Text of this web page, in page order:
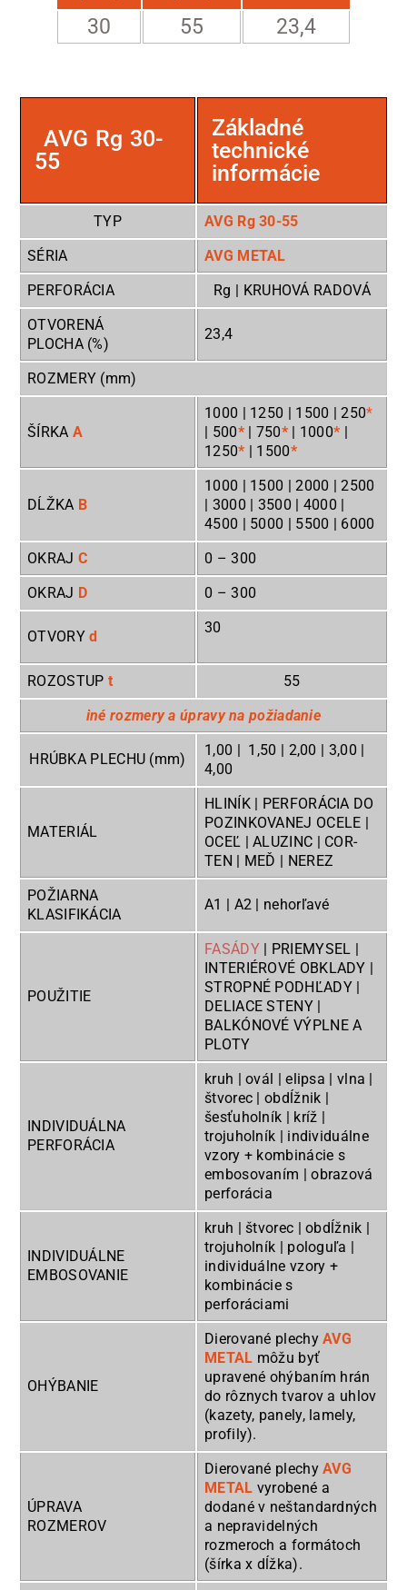
30 55 23,4
AVG Rg 30-
55
Základné
technické
informácie
TYP
AVG Rg 30-55
SÉRIA
AVG METAL
PERFORÁCIA
Rg | KRUHOVÁ RADOVÁ
OTVORENÁ
PLOCHA (%)
23,4
ROZMERY (mm)
ŠÍRKA A
1000 | 1250 | 1500 | 250*
| 500* | 750*| 1000* |
1250* | 1500*
DĹŽKA B
1000 | 1500 | 2000 | 2500
| 3000 | 3500 | 4000 |
4500 | 5000 | 5500 | 6000
OKRAJ C 0 – 300
OKRAJ D 0 – 300
OTVORYd
30
ROZOSTUP t
55
iné rozmery a úpravy na požiadanie
HRÚBKA PLECHU (mm)
1,00 | 1,50 | 2,00 | 3,00 |
4,00
MATERIÁL
HLINÍK | PERFORÁCIA DO
POZINKOVANEJ OCELE |
OCEĽ | ALUZINC | COR-
TEN | MEĎ | NEREZ
POŽIARNA
KLASIFIKÁCIA
A1 | A2 | nehorľavé
POUŽITIE
FASÁDY| PRIEMYSEL |
INTERIÉROVÉ OBKLADY |
STROPNÉ PODHĽADY |
DELIACE STENY |
BALKÓNOVÉ VÝPLNE A
PLOTY
INDIVIDUÁLNA
PERFORÁCIA
kruh | ovál | elipsa | vlna |
štvorec | obdĺžnik |
šesťuholník | kríž |
trojuholník | individuálne
vzory + kombinácie s
embosovaním | obrazová
perforácia
INDIVIDUÁLNE
EMBOSOVANIE
kruh | štvorec | obdĺžnik |
trojuholník | pologuľa |
individuálne vzory +
kombinácie s
perforáciami
OHÝBANIE
Dierované plechyAVG
METAL môžu byť
upravené ohýbaním hrán
do rôznych tvarov a uhlov
(kazety, panely, lamely,
profily).
ÚPRAVA
ROZMEROV
Dierované plechyAVG
METAL vyrobené a
dodané v neštandardných
a nepravidelných
rozmeroch a formátoch
(šírka x dĺžka).